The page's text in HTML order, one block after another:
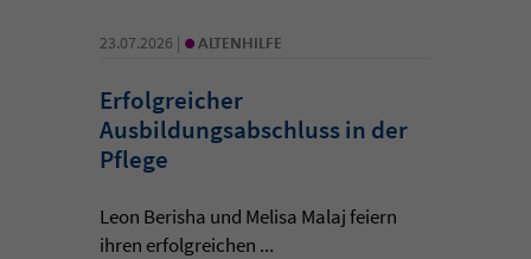
23.07.2026 | • ALTENHILFE
Erfolgreicher
Ausbildungsabschluss in der
Pflege
Leon Berisha und Melisa Malaj feiern
ihren erfolgreichen ...